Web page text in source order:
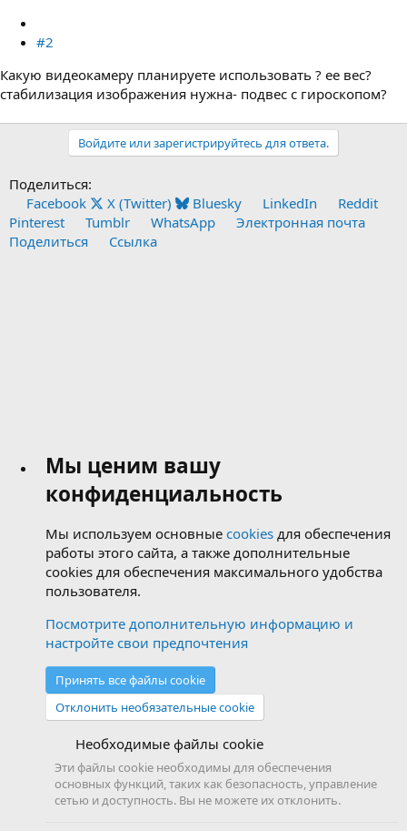
#2
Какую видеокамеру планируете использовать ? ее вес?
стабилизация изображения нужна- подвес с гироскопом?
Войдите или зарегистрируйтесь для ответа.
Поделиться:
Facebook
X (Twitter) Bluesky LinkedIn
Reddit
Pinterest
Tumblr WhatsApp
Электронная почта
Поделиться
Ссылка
Мы ценим вашу
конфиденциальность
Мы используем основные cookies для обеспечения
работы этого сайта, а также дополнительные
cookies для обеспечения максимального удобства
пользователя.
Посмотрите дополнительную информацию и
настройте свои предпочтения
Принять все файлы cookie
Отклонить необязательные cookie
Необходимые файлы cookie
Эти файлы cookie необходимы для обеспечения
основных функций, таких как безопасность, управление
сетью и доступность. Вы не можете их отклонить.